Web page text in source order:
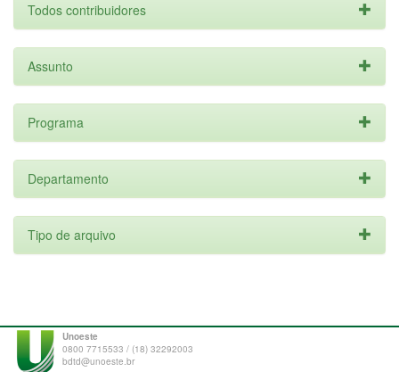
Todos contribuidores
Assunto
Programa
Departamento
Tipo de arquivo
Unoeste
0800 7715533 / (18) 32292003
bdtd@unoeste.br